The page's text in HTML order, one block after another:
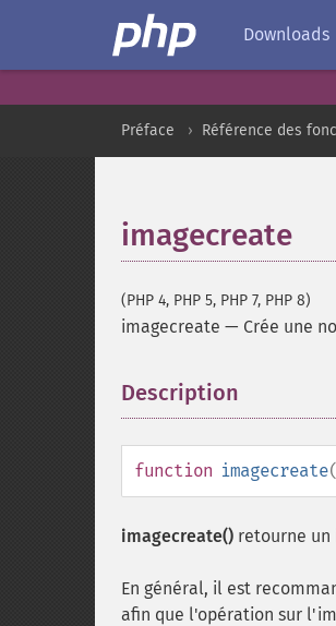
Downloads
Préface Référence des
imagecreate
(PHP 4, PHP 5, PHP 7, PHP 8)
imagecreate — Crée une
Description
function imagecreate(
imagecreate() retourne
En général, il est
afin que l'opération sur